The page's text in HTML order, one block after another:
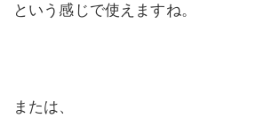
という感じで使えますね。
または、